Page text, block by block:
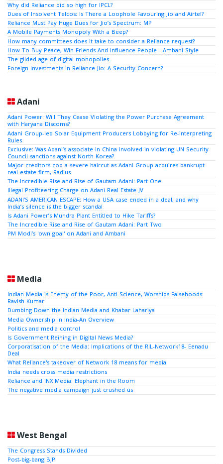
Why did Reliance bid so high for IPCL?
Dues of Insolvent Telcos: Is There a Loophole Favouring Jio and Airtel?
Reliance Must Pay Huge Dues for Jio’s Spectrum: MP
A Mobile Payments Monopoly With a Beep?
How many committees does it take to consider a Reliance request?
How To Buy Peace, Win Friends And Influence People - Ambani Style
The gilded age of digital monopolies
Foreign Investments in Reliance Jio: A Security Concern?
Adani
Adani Power: Will They Cease Violating the Power Purchase Agreement
with Haryana Discoms?
Adani Group-led Solar Equipment Producers Lobbying for Re-interpreting
Rules
Exclusive: Was Adani’s associate in China involved in violating UN Security
Council sanctions against North Korea?
Major creditors cop a severe haircut as Adani Group acquires bankrupt
real-estate firm, Radius
The Incredible Rise and Rise of Gautam Adani: Part One
Illegal Profiteering Charge on Adani Real Estate JV
ADANI’S AMERICAN ESCAPE: How a USA case ended in a deal, and why
India’s silence is the bigger scandal
Is Adani Power’s Mundra Plant Entitled to Hike Tariffs?
The Incredible Rise and Rise of Gautam Adani: Part Two
PM Modi’s 'own goal' on Adani and Ambani
Media
Indian Media is Enemy of the Poor, Anti-Science, Worships Falsehoods:
Ravish Kumar
Dumbing Down the Indian Media and Khabar Lahariya
Media Ownership in India-An Overview
Politics and media control
Is Government Reining in Digital News Media?
Corporatisation of the Media: Implications of the RIL-Network18- Eenadu
Deal
What Reliance's takeover of Network 18 means for media
India needs cross media restrictions
Reliance and INX Media: Elephant in the Room
The negative media campaign just crushed us
West Bengal
The Congress Stands Divided
Post-big-bang BJP